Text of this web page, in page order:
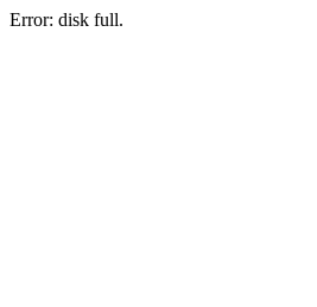
Error: disk full.